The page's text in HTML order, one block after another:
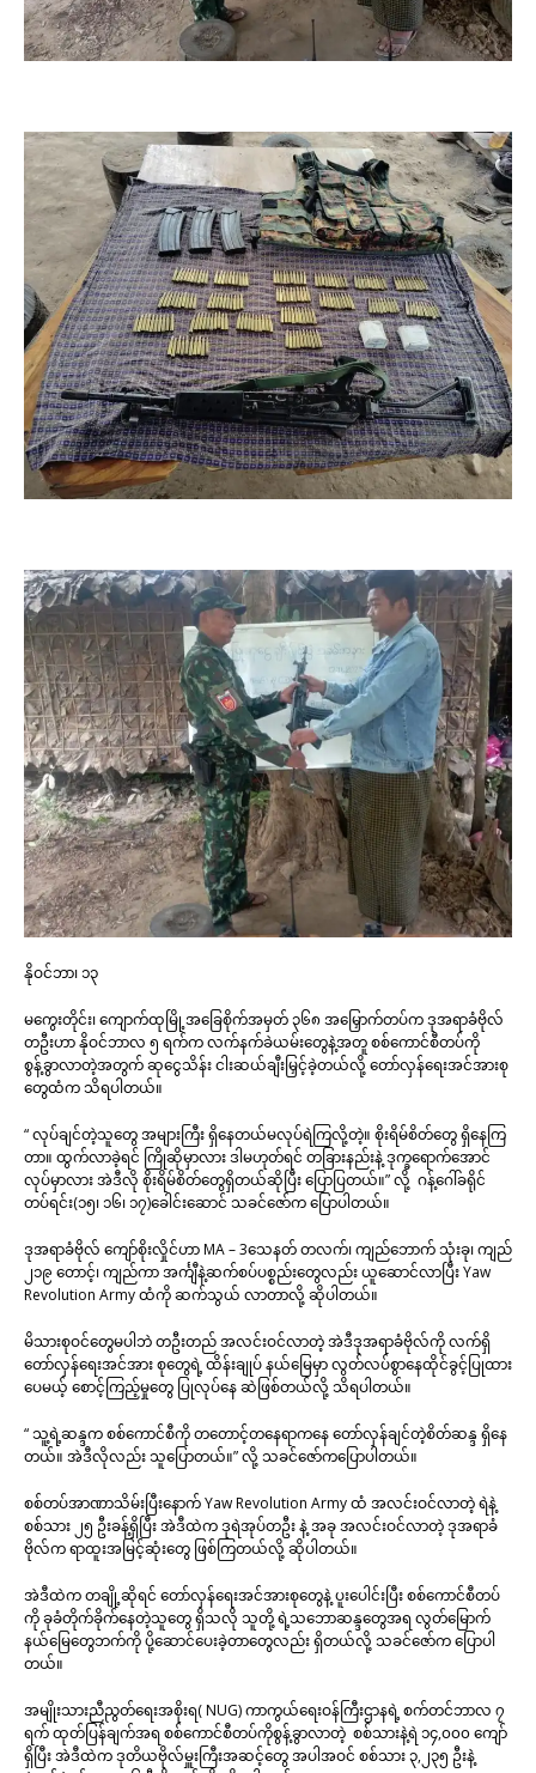
နိုဝင်ဘာ၊ ၁၃
မကွေးတိုင်း၊ ကျောက်ထုမြို့အခြေစိုက်အမှတ် ၃၆၈ အမြှောက်တပ်က ဒုအရာခံဗိုလ်
တဦးဟာ နိုဝင်ဘာလ ၅ ရက်က လက်နက်ခဲယမ်းတွေနဲ့အတူ စစ်ကောင်စီတပ်ကို
စွန့်ခွာလာတဲ့အတွက် ဆုငွေသိန်း ငါးဆယ်ချီးမြှင့်ခဲ့တယ်လို့ တော်လှန်ရေးအင်အားစု
တွေထံက သိရပါတယ်။
“ လုပ်ချင်တဲ့သူတွေ အများကြီး ရှိနေတယ်မလုပ်ရဲကြလို့တဲ့။ စိုးရိမ်စိတ်တွေ ရှိနေကြ
တာ။ ထွက်လာခဲ့ရင် ကြိုဆိုမှာလား ဒါမဟုတ်ရင် တခြားနည်းနဲ့ ဒုက္ခရောက်အောင်
လုပ်မှာလား အဲဒီလို စိုးရိမ်စိတ်တွေရှိတယ်ဆိုပြီး ပြောပြတယ်။” လို့ ဂန့်ဂေါ်ခရိုင်
တပ်ရင်း(၁၅၊ ၁၆၊ ၁၇)ခေါင်းဆောင် သခင်ဇော်က ပြောပါတယ်။
ဒုအရာခံဗိုလ် ကျော်စိုးလှိုင်ဟာ MA – 3သေနတ် တလက်၊ ကျည်ဘောက် သုံးခု၊ ကျည်
၂၁၉ တောင့်၊ ကျည်ကာ အင်္ကျီနဲ့ဆက်စပ်ပစ္စည်းတွေလည်း ယူဆောင်လာပြီး Yaw
Revolution Army ထံကို ဆက်သွယ် လာတာလို့ ဆိုပါတယ်။
မိသားစုဝင်တွေမပါဘဲ တဦးတည် အလင်းဝင်လာတဲ့ အဲဒီဒုအရာခံဗိုလ်ကို လက်ရှိ
တော်လှန်ရေးအင်အား စုတွေရဲ့ ထိန်းချုပ် နယ်မြေမှာ လွတ်လပ်စွာနေထိုင်ခွင့်ပြုထား
ပေမယ့် စောင့်ကြည့်မှုတွေ ပြုလုပ်နေ ဆဲဖြစ်တယ်လို့ သိရပါတယ်။
“ သူ့ရဲ့ဆန္ဒက စစ်ကောင်စီကို တတောင့်တနေရာကနေ တော်လှန်ချင်တဲ့စိတ်ဆန္ဒ ရှိနေ
တယ်။ အဲဒီလိုလည်း သူပြောတယ်။” လို့ သခင်ဇော်ကပြောပါတယ်။
စစ်တပ်အာဏာသိမ်းပြီးနောက် Yaw Revolution Army ထံ အလင်းဝင်လာတဲ့ ရဲနဲ့
စစ်သား ၂၅ ဦးခန့်ရှိပြီး အဲဒီထဲက ဒုရဲအုပ်တဦး နဲ့ အခု အလင်းဝင်လာတဲ့ ဒုအရာခံ
ဗိုလ်က ရာထူးအမြင့်ဆုံးတွေ ဖြစ်ကြတယ်လို့ ဆိုပါတယ်။
အဲဒီထဲက တချို့ဆိုရင် တော်လှန်ရေးအင်အားစုတွေနဲ့ ပူးပေါင်းပြီး စစ်ကောင်စီတပ်
ကို ခုခံတိုက်ခိုက်နေတဲ့သူတွေ ရှိသလို သူတို့ ရဲ့သဘောဆန္ဒတွေအရ လွတ်မြောက်
နယ်မြေတွေဘက်ကို ပို့ဆောင်ပေးခဲ့တာတွေလည်း ရှိတယ်လို့ သခင်ဇော်က ပြောပါ
တယ်။
အမျိုးသားညီညွတ်ရေးအစိုးရ( NUG) ကာကွယ်ရေးဝန်ကြီးဌာနရဲ့ စက်တင်ဘာလ ၇
ရက် ထုတ်ပြန်ချက်အရ စစ်ကောင်စီတပ်ကိုစွန့်ခွာလာတဲ့ စစ်သားနဲ့ရဲ ၁၄,၀၀၀ ကျော်
ရှိပြီး အဲဒီထဲက ဒုတိယဗိုလ်မှူးကြီးအဆင့်တွေ အပါအဝင် စစ်သား ၃,၂၃၅ ဦးနဲ့